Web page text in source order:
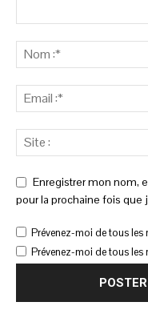
Enregistrer mon nom,
pour la prochaine fois que
Prévenez-moi de tous
Prévenez-moi de tous